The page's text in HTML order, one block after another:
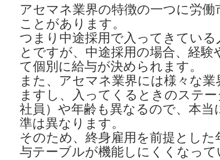
アセマネ業界の特徴の一つに労
ことがあります。
つまり中途採用で入ってきてい
とですが、中途採用の場合、経
て個別に給与が決められます。
また、アセマネ業界には様々な
ますし、入ってくるときのステ
社員）や年齢も異なるので、本
準は異なります。
そのため、終身雇用を前提とし
与テーブルが機能しにくくなっ